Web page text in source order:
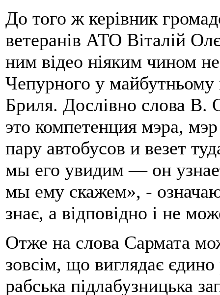
До того ж керівник
ветеранів АТО Віталій
ним відео ніяким чином
Чепурного у майбутньому
Бриля. Дослівно слова В.
это компетенция мэра,
пару автобусов и везет
мы его увидим — он
мы ему скажем», -
знає, а відповідно і не
Отже на слова Сармата
зовсім, що виглядає
рабська підлабузницька